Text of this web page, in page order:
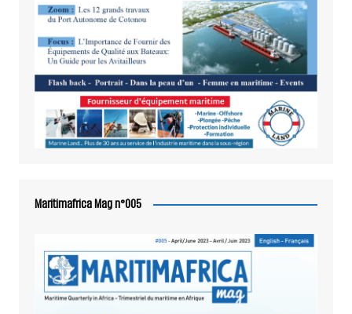
Maritimafrica Mag n°005